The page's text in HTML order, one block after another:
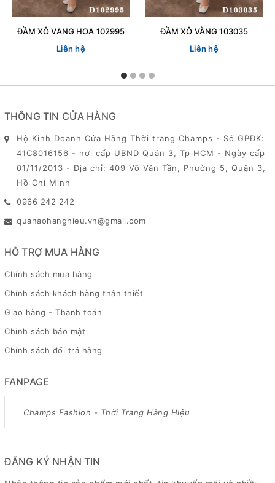
ĐẦM XÔ VANG HOA 102995
Liên hệ
ĐẦM XÔ VÀNG 103035
Liên hệ
THÔNG TIN CỬA HÀNG
Hộ Kinh Doanh Cửa Hàng Thời trang Champs - Số GPĐK:
41C8016156 - nơi cấp UBND Quận 3, Tp HCM - Ngày cấp
01/11/2013 - Địa chỉ: 409 Võ Văn Tần, Phường 5, Quận 3,
Hồ Chí Minh
0966 242 242
quanaohanghieu.vn@gmail.com
HỖ TRỢ MUA HÀNG
Chính sách mua hàng
Chính sách khách hàng thân thiết
Giao hàng - Thanh toán
Chính sách bảo mật
Chính sách đổi trả hàng
FANPAGE
Champs Fashion - Thời Trang Hàng Hiệu
ĐĂNG KÝ NHẬN TIN